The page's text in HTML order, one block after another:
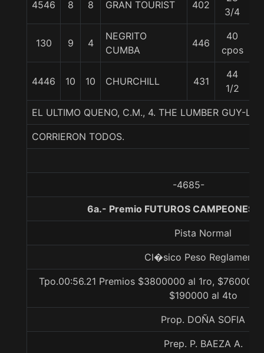
4546 8 8 GRAN TOURIST 402
3/4
130 9 4
NEGRITO
CUMBA
446
40
cpos
4446 10 10 CHURCHILL 431
44
1/2
EL ULTIMO QUENO, C.M., 4. THE LUMBER GUY-LA
CORRIERON TODOS.
-4685-
6a.- Premio FUTUROS CAMPEONES,
Pista Normal
Cl�sico Peso Reglamento
Tpo.00:56.21 Premios $3800000 al 1ro,
$190000 al 4to
Prop. DOÑA SOFIA
Prep. P. BAEZA A.